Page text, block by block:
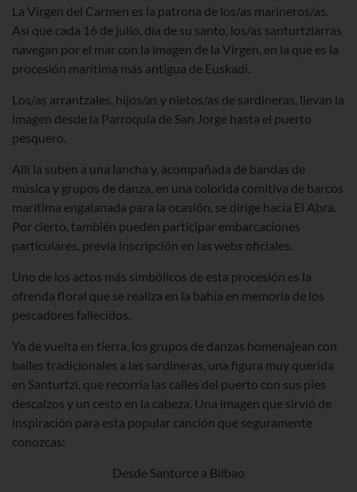
La Virgen del Carmen es la patrona de los/as marineros/as.
Así que cada 16 de julio, día de su santo, los/as santurtziarras
navegan por el mar con la imagen de la Virgen, en la que es la
procesión marítima más antigua de Euskadi.
Los/as arrantzales, hijos/as y nietos/as de sardineras, llevan la
imagen desde la Parroquia de San Jorge hasta el puerto
pesquero.
Allí la suben a una lancha y, acompañada de bandas de
música y grupos de danza, en una colorida comitiva de barcos
marítima engalanada para la ocasión, se dirige hacia El Abra.
Por cierto, también pueden participar embarcaciones
particulares, previa inscripción en las webs oficiales.
Uno de los actos más simbólicos de esta procesión es la
ofrenda floral que se realiza en la bahía en memoria de los
pescadores fallecidos.
Ya de vuelta en tierra, los grupos de danzas homenajean con
bailes tradicionales a las sardineras, una figura muy querida
en Santurtzi, que recorría las calles del puerto con sus pies
descalzos y un cesto en la cabeza. Una imagen que sirvió de
inspiración para esta popular canción que seguramente
conozcas:
Desde Santurce a Bilbao